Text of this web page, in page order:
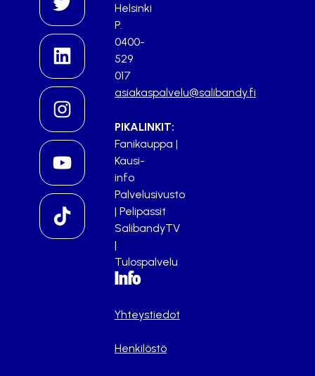
Helsinki
P.
0400-
529
017
asiakaspalvelu@salibandy.fi
PIKALINKIT:
Fanikauppa |
Kausi-
info
Palvelusivusto
| Pelipassit
SalibandyTV
|
Tulospalvelu
Info
Yhteystiedot
Henkilöstö